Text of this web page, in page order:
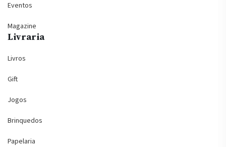
Eventos
Magazine
Livraria
Livros
Gift
Jogos
Brinquedos
Papelaria